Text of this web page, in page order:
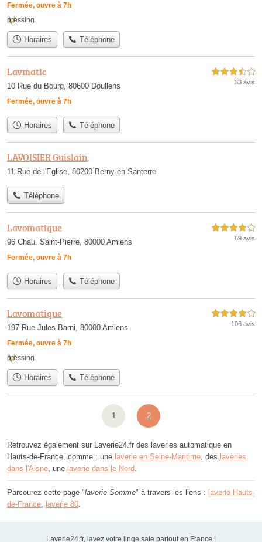
Fermée, ouvre à 7h
pressing
Horaires Téléphone
Lavmatic
10 Rue du Bourg, 80600 Doullens
Fermée, ouvre à 7h
3,5 étoiles sur 5
33 avis
Horaires Téléphone
LAVOISIER Guislain
11 Rue de l'Eglise, 80200 Berny-en-Santerre
Téléphone
Lavomatique
96 Chau. Saint-Pierre, 80000 Amiens
Fermée, ouvre à 7h
4,0 étoiles sur 5
69 avis
Horaires Téléphone
Lavomatique
197 Rue Jules Barni, 80000 Amiens
Fermée, ouvre à 7h
4,0 étoiles sur 5
106 avis
pressing
Horaires Téléphone
1 2
Retrouvez également sur Laverie24.fr des laveries automatique en
Hauts-de-France, comme : une laverie en Seine-Maritime , des laveries
dans l'Aisne , une laverie dans le Nord
Parcourez cette page "laverie Somme" à travers les liens : laverie Hauts-
de-France laverie 80
Laverie24.fr, lavez votre linge sale partout en France !